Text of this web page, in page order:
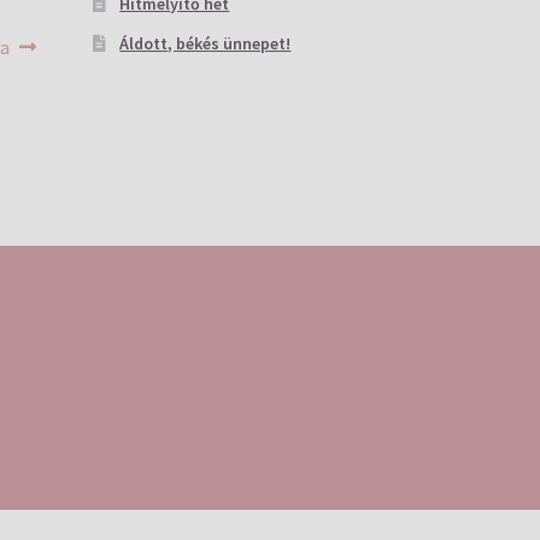
Áldott, békés ünnepet!